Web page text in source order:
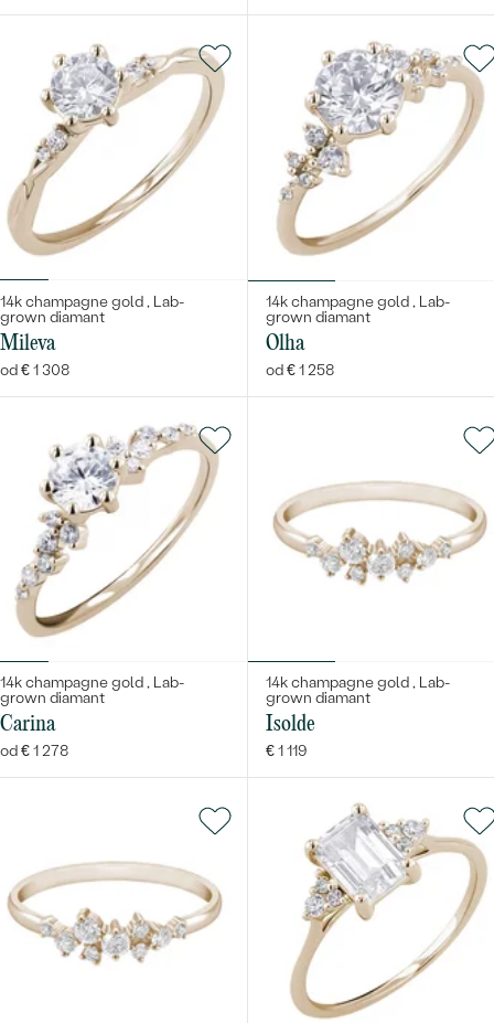
14k champagne gold , Lab-
grown diamant
Mileva
od € 1 308
14k champagne gold , Lab-
grown diamant
Olha
od € 1 258
14k champagne gold , Lab-
grown diamant
Carina
od € 1 278
14k champagne gold , Lab-
grown diamant
Isolde
€ 1 119